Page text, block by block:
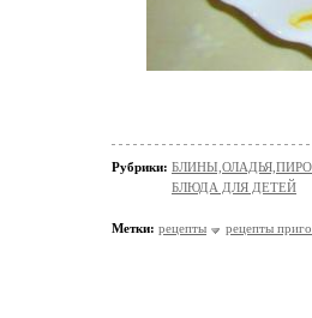
Рубрики:
БЛЮДА ДЛЯ ДЕТЕЙ
Метки: рецепты рецепты